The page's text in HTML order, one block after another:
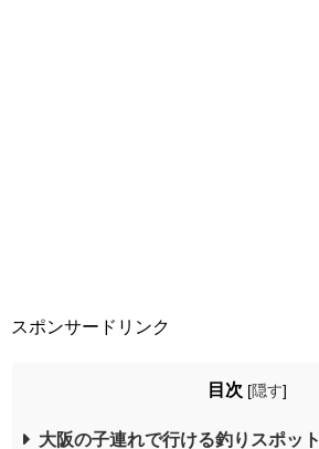
スポンサードリンク
目次 [隠す]
大阪の子連れで行ける釣りスポット